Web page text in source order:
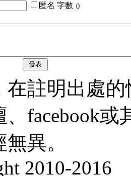
匿名 字數
發表
在註明出處
facebook
異。
2010-2016